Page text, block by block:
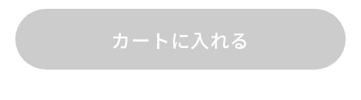
カートに入れる